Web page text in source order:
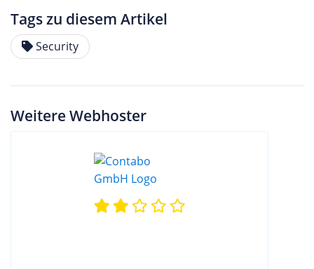
Tags zu diesem Artikel
Security
Weitere Webhoster